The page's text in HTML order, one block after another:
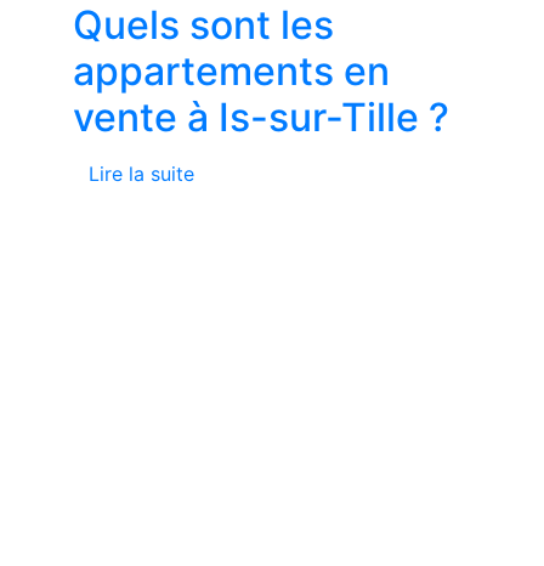
Quels sont les
appartements en
vente à Is-sur-Tille ?
Lire la suite